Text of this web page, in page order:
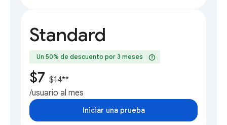
Standard
Un 50% de descuento por 3 meses help
$7 $14**
/usuario al mes
Iniciar una prueba